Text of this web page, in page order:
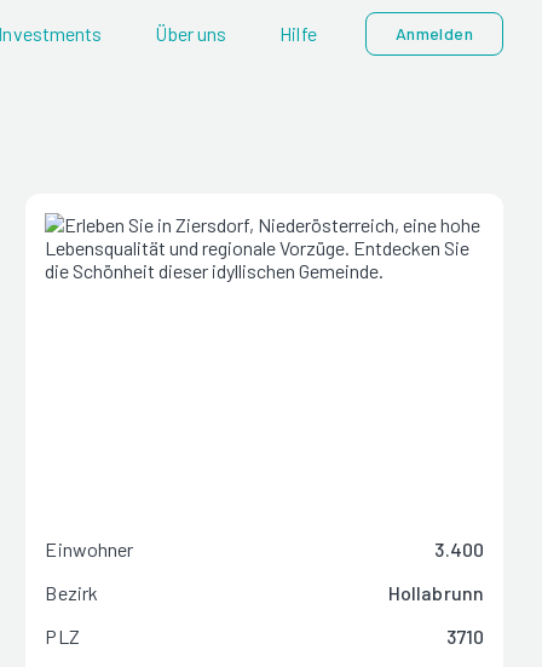
Investments Über uns Hilfe Anmelden
Einwohner
3.400
Bezirk
Hollabrunn
PLZ
3710